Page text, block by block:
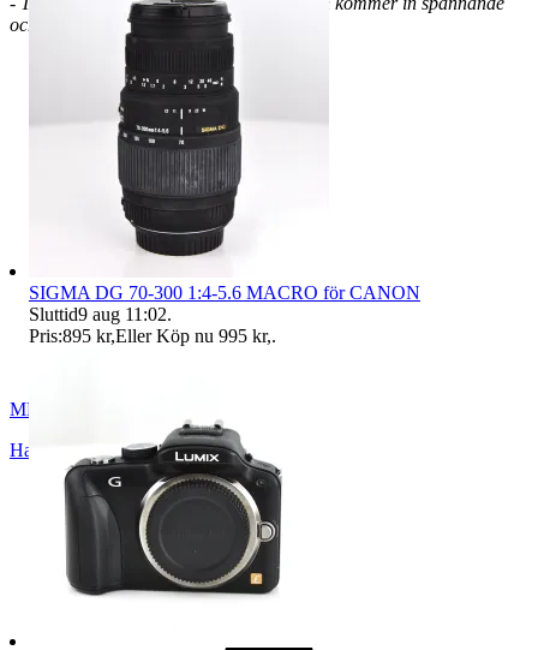
och nya fynd!
MBO2018
Hallsberg
Sverige
SIGMA DG 70-300 1:4-5.6 MACRO för CANON
Sluttid9 aug 11:02.
Pris:895 kr,Eller Köp nu 995 kr,.